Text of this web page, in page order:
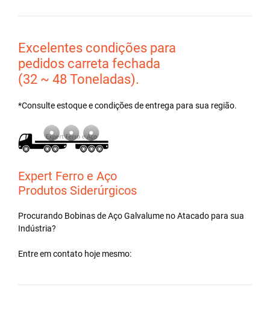
Excelentes condições para
pedidos carreta fechada
(32 ~ 48 Toneladas).
*Consulte estoque e condições de entrega para sua região.
Expert Ferro e Aço
Produtos Siderúrgicos
Procurando Bobinas deAço Galvalume noAtacado para sua
Indústria?
Entre em contato hoje mesmo: